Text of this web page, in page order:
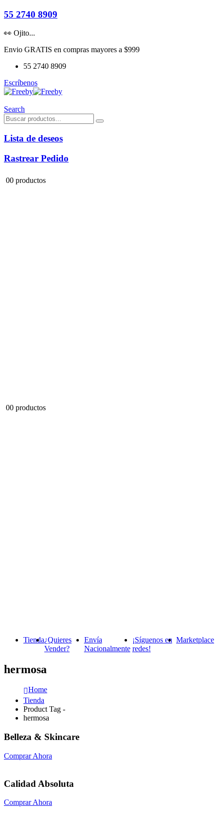
55 2740 8909
👀 Ojito...
Envio GRATIS en compras mayores a $999
55 2740 8909
Escríbenos
Search
Lista de deseos
Rastrear Pedido
00 productos
00 productos
Tienda¿Quieres
Vender?
Envía
Nacionalmente
¡Síguenos en
redes!
Marketplace
hermosa
Home
Tienda
Product Tag -
hermosa
Belleza & Skincare
Comprar Ahora
Calidad Absoluta
Comprar Ahora